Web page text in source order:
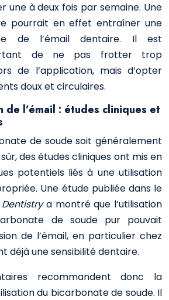
une à deux fois par semaine. Une
pourrait en effet entraîner une
de l’émail dentaire. Il est
de ne pas frotter trop
de l’application, mais d’opter
doux et circulaires.
de l’émail : études cliniques et
de soude soit généralement
des études cliniques ont mis en
potentiels liés à une utilisation
Une étude publiée dans le
a montré que l’utilisation
de soude pur pouvait
de l’émail, en particulier chez
déjà une sensibilité dentaire.
recommandent donc la
du bicarbonate de soude. Il